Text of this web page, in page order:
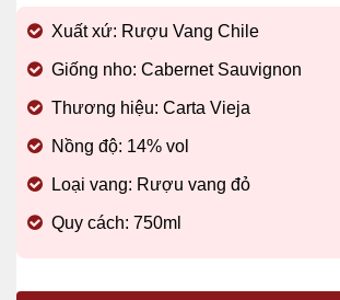
Xuất xứ: Rượu Vang Chile
Giống nho: Cabernet Sauvignon
Thương hiệu: Carta Vieja
Nồng độ: 14% vol
Loại vang: Rượu vang đỏ
Quy cách: 750ml